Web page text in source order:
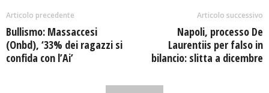
Articolo precedente
Bullismo: Massaccesi
(Onbd), ‘33% dei ragazzi si
confida con l’Ai’
Articolo successivo
Napoli, processo De
Laurentiis per falso in
bilancio: slitta a dicembre